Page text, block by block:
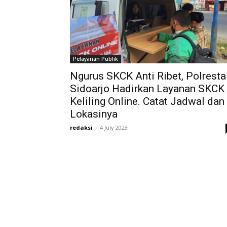
Pelayanan Publik
Ngurus SKCK Anti Ribet, Polresta
Sidoarjo Hadirkan Layanan SKCK
Keliling Online. Catat Jadwal dan
Lokasinya
redaksi - 4 July 2023